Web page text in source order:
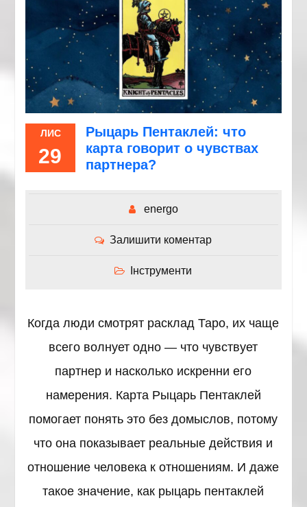
ЛИС
29
Рыцарь Пентаклей: что
карта говорит о чувствах
партнера?
energo
Залишити коментар
Інструменти
Когда люди смотрят расклад Таро, их чаще
всего волнует одно — что чувствует
партнер и насколько искренни его
намерения. Карта Рыцарь Пентаклей
помогает понять это без домыслов, потому
что она показывает реальные действия и
отношение человека к отношениям. И даже
такое значение, как рыцарь пентаклей